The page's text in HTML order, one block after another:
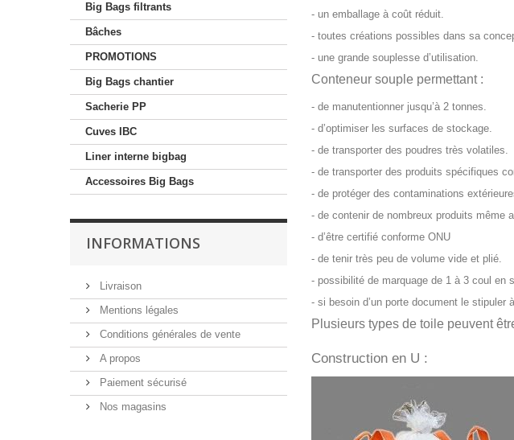
Big Bags filtrants
Bâches
PROMOTIONS
Big Bags chantier
Sacherie PP
Cuves IBC
Liner interne bigbag
Accessoires Big Bags
INFORMATIONS
Livraison
Mentions légales
Conditions générales de vente
A propos
Paiement sécurisé
Nos magasins
- un emballage à coût réduit.
- toutes créations possibles dans sa
- une grande souplesse d’utilisation.
Conteneur souple permettant :
- de manutentionner jusqu’à 2 tonnes.
- d’optimiser les surfaces de stockage.
- de transporter des poudres très volatiles.
- de transporter des produits spécifiques
- de protéger des contaminations
- de contenir de nombreux produits même
- d’être certifié conforme ONU
- de tenir très peu de volume vide et plié.
- possibilité de marquage de 1 à 3 coul en
- si besoin d’un porte document le stipuler
Plusieurs types de toile peuvent
Construction en U :